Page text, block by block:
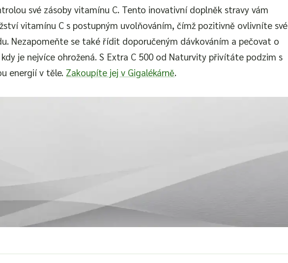
své zásoby vitamínu C. Tento inovativní doplněk stravy vám
vitamínu C s postupným uvolňováním, čímž pozitivně ovlivníte své
Nezapomeňte se také řídit doporučeným dávkováním a pečovat o
je nejvíce ohrožená. S Extra C 500 od Naturvity přivítáte podzim s
energií v těle. Zakoupíte jej v Gigalékárně.